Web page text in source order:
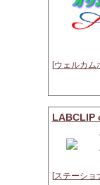
[ウェルカム
LABCLIP
[ステーショ